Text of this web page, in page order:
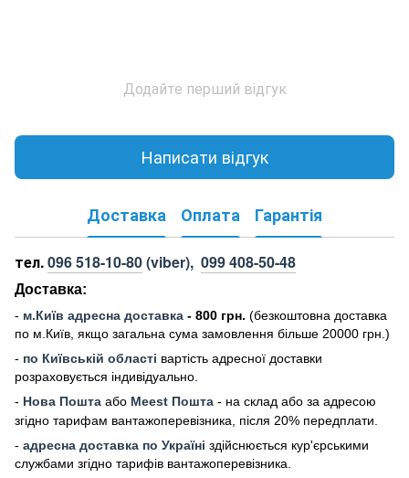
Додайте перший відгук
Написати відгук
Доставка Оплата Гарантія
тел.096 518-10-80(viber), 099 408-50-48
Доставка:
- м.Київ адресна доставка - 800 грн. (безкоштовна доставка
по м.Київ, якщо загальна сума замовлення більше 20000 грн .)
- по Київській області вартість адресної доставки
розраховується індивідуально.
- Нова Пошта або Meest Пошта - на склад або за адресою
згідно тарифам вантажоперевізника, після 20% передплати.
- адресна доставка по Україні здійснюється кур'єрськими
службами згідно тарифів вантажоперевізника.